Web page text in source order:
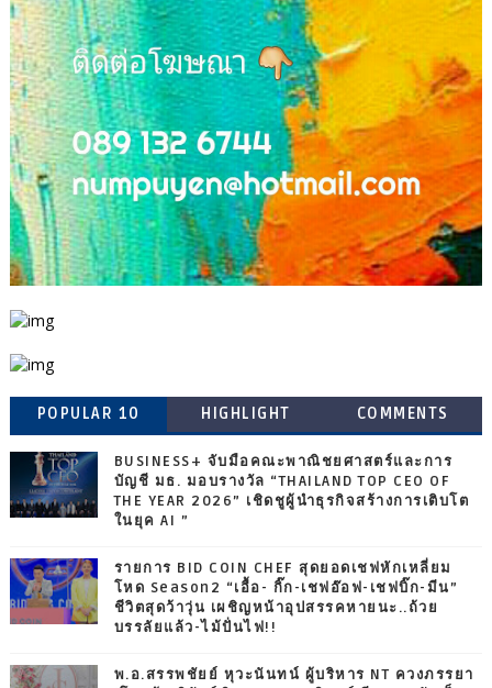
POPULAR 10 HIGHLIGHT COMMENTS
BUSINESS+ จับมือคณะพาณิชยศาสตร์และการ
บัญชี มธ. มอบรางวัล “THAILAND TOP CEO OF
THE YEAR 2026” เชิดชูผู้นำธุรกิจสร้างการเติบโต
ในยุค AI ”
รายการ BID COIN CHEF สุดยอดเชฟหักเหลี่ยม
โหด Season2 “เอื้อ- กิ๊ก-เชฟอ๊อฟ-เชฟบิ๊ก-มีน”
ชีวิตสุดว้าวุ่น เผชิญหน้าอุปสรรคหายนะ..ถ้วย
บรรลัยแล้ว-ไม้ปั่นไฟ!!
พ.อ.สรรพชัยย์ หุวะนันทน์ ผู้บริหาร NT ควงภรรยา